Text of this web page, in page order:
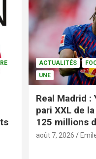
ACTUALITÉS
UNE
Real Madrid :
pari XXL de
125 millions
août 7, 2026